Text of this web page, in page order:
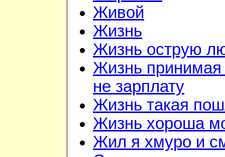
Живой
Жизнь
Жизнь острую
Жизнь
не зарплату
Жизнь такая
Жизнь хороша
Жил я хмуро и